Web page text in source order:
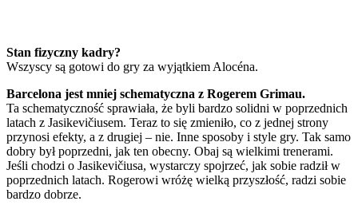
Stan fizyczny kadry?
Wszyscy są gotowi do gry za wyjątkiem Alocéna.
Barcelona jest mniej schematyczna z Rogerem Grimau.
Ta schematyczność sprawiała, że byli bardzo solidni w poprzednich
latach z Jasikevičiusem. Teraz to się zmieniło, co z jednej strony
przynosi efekty, a z drugiej – nie. Inne sposoby i style gry. Tak samo
dobry był poprzedni, jak ten obecny. Obaj są wielkimi trenerami.
Jeśli chodzi o Jasikevičiusa, wystarczy spojrzeć, jak sobie radził w
poprzednich latach. Rogerowi wróżę wielką przyszłość, radzi sobie
bardzo dobrze.